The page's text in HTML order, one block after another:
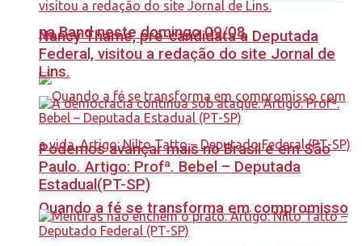
na Band neste domingo 09/08
Quando a fé se transforma em compromisso
Nancy Thame, pré-candidata a Deputada
Federal, visitou a redação do site Jornal de
Lins.
Podemos avançar mais no Brasil e em São
Paulo. Artigo: Profª. Bebel – Deputada
Estadual(PT-SP)